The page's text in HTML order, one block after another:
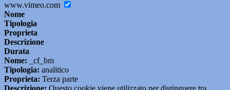
www.vimeo.com
Nome
Tipologia
Proprieta
Descrizione
Durata
Nome: _cf_bm
Tipologia: analitico
Proprieta: Terza parte